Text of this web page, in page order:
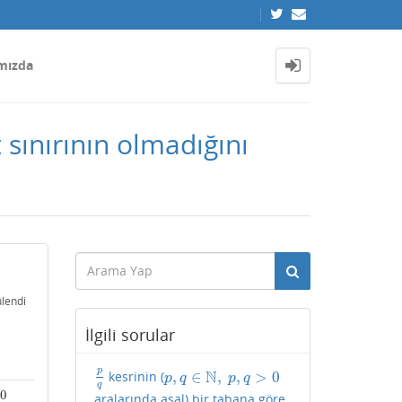
olmadığını
0
İlgili sorular
p
q
pqkesrinin (p, q ∈ N, p, q > 0
p,q∈N , p,q>0